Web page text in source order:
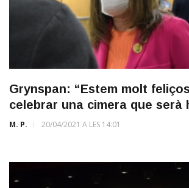
Grynspan: “Estem molt
celebrar una cimera que serà
M. P. 20/04/2021 A LES 14:01